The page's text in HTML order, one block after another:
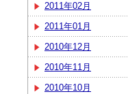
2011年02月
2011年01月
2010年12月
2010年11月
2010年10月